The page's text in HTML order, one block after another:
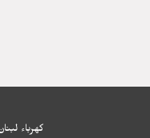
كهرباء